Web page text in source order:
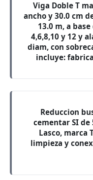
Viga Doble T
ancho y 30.0 cm
13.0 m, a
4,6,8,10 y 12 y
diam, con
incluye:
Reduccion
cementar SI de
Lasco, marca
limpieza y